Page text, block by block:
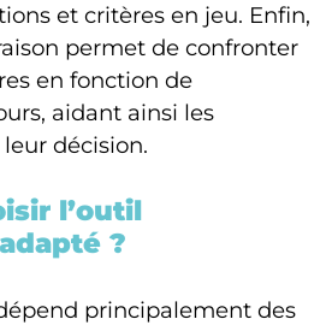
et critères en jeu. Enfin,
permet de confronter
en fonction de
aidant ainsi les
décision.
l’outil
?
principalement des